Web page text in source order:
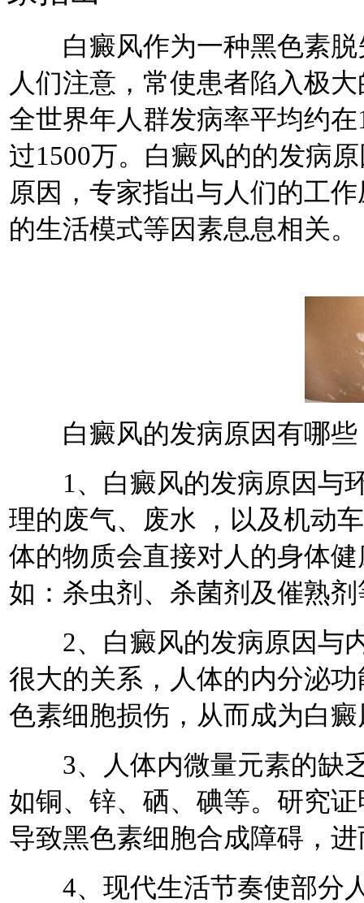
白癜风作为一种黑色素脱
人们注意，常使患者陷入极
全世界年人群发病率平均约
过1500万。白癜风的的发病
原因，专家指出与人们的工
的生活模式等因素息息相关。
白癜风的发病原因有哪些
1、白癜风的发病原因与环
理的废气、废水 ，以及机动
体的物质会直接对人的身体
如：杀虫剂、杀菌剂及催熟
2、白癜风的发病原因与内
很大的关系，人体的内分泌
色素细胞损伤，从而成为白
3、人体内微量元素的缺乏
如铜、锌、硒、碘等。研究
导致黑色素细胞合成障碍，
4、现代生活节奏使部分人